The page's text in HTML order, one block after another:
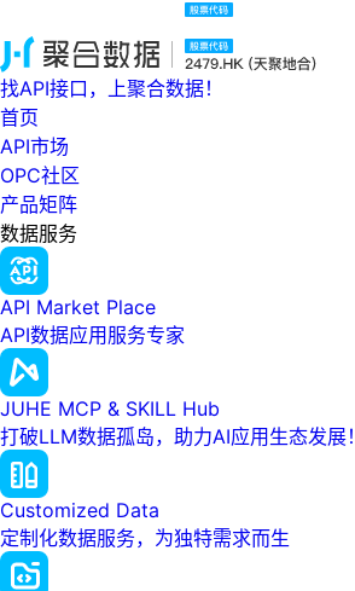
找API接口，上聚合数据！
首页
API市场
OPC社区
产品矩阵
数据服务
API Market Place
API数据应用服务专家
JUHE MCP & SKILL Hub
打破LLM数据孤岛，助力AI应用生态发展！
Customized Data
定制化数据服务，为独特需求而生